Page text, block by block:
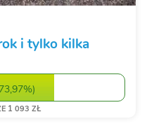
i tylko kilka
73,97%)
1 093 ZŁ